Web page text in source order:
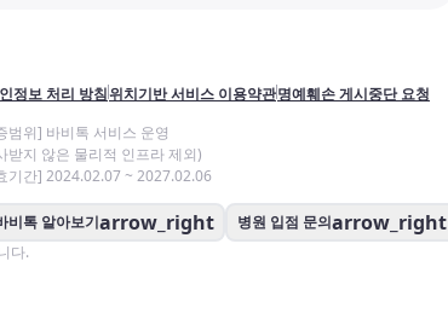
정보 처리 방침위치기반 서비스 이용약관명예훼손 게시중단 요청
범위] 바비톡 서비스 운영
받지 않은 물리적 인프라 제외)
기간] 2024.02.07 ~ 2027.02.06
비톡 알아보기arrow_right 병원 입점 문의arrow_right
다.